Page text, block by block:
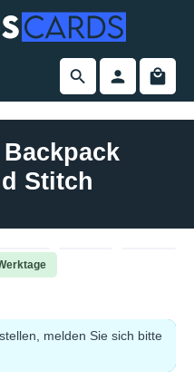
Stitch
melden Sie sich bitte